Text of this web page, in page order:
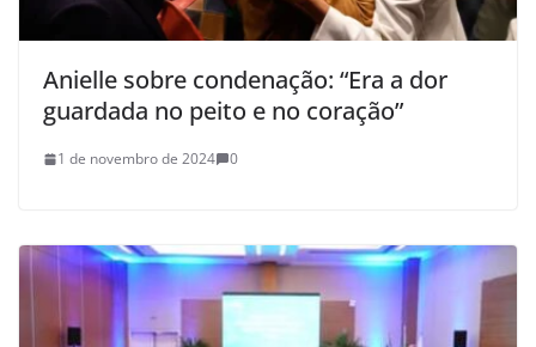
Anielle sobre condenação: “Era a dor
guardada no peito e no coração”
1 de novembro de 2024 0